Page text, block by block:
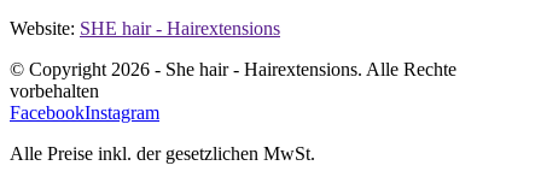
Website: SHE hair - Hairextensions
© Copyright 2026 - She hair - Hairextensions. Alle Rechte
vorbehalten
FacebookInstagram
Alle Preise inkl. der gesetzlichen MwSt.